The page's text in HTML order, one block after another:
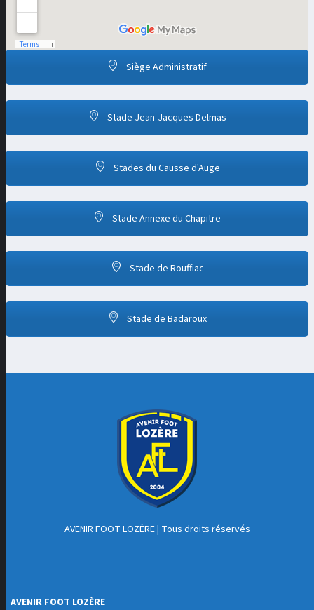
Siège Administratif
Stade Jean-Jacques Delmas
Stades du Causse d'Auge
Stade Annexe du Chapitre
Stade de Rouffiac
Stade de Badaroux
AVENIR FOOT LOZÈRE| Tous droits réservés
AVENIR FOOT LOZÈRE